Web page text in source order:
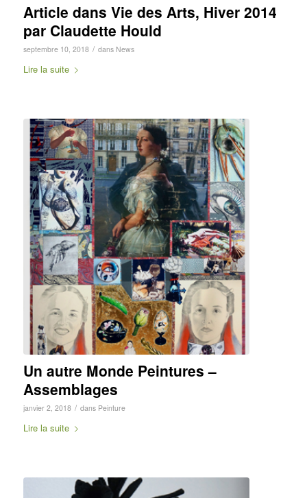
Article dans Vie des Arts, Hiver 2014
par Claudette Hould
septembre 10, 2018 / dans News
Lire la suite
Un autre Monde Peintures –
Assemblages
janvier 2, 2018 / dans Peinture
Lire la suite